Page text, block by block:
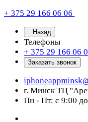
+ 375 29 166 06 06
Назад
Телефоны
+ 375 29 166 06
Заказать звонок
г. Минск ТЦ
Пн - Пт: с 9:00